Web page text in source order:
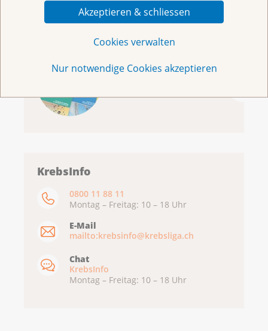
Akzeptieren & schliessen
Cookies verwalten
Nur notwendige Cookies akzeptieren
KrebsInfo
0800 11 88 11
Montag – Freitag: 10 – 18 Uhr
E-Mail
mailto:krebsinfo@krebsliga.ch
Chat
KrebsInfo
Montag – Freitag: 10 – 18 Uhr